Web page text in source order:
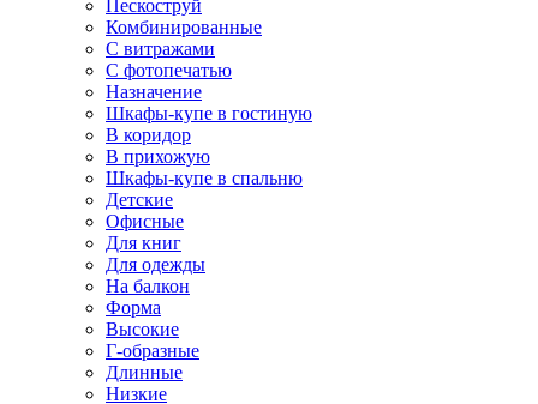
Пескоструй
Комбинированные
С витражами
С фотопечатью
Назначение
Шкафы-купе в гостиную
В коридор
В прихожую
Шкафы-купе в спальню
Детские
Офисные
Для книг
Для одежды
На балкон
Форма
Высокие
Г-образные
Длинные
Низкие